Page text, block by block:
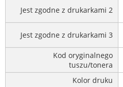
Jest zgodne z drukarkami 2
Jest zgodne z drukarkami 3
Kod oryginalnego
tuszu/tonera
Kolor druku